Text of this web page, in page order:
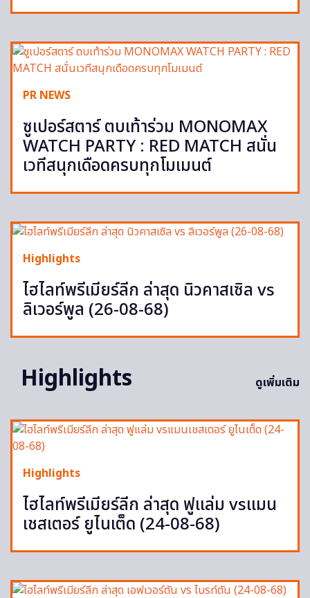
PR NEWS
ซูเปอร์สตาร์ ตบเท้าร่วม MONOMAX
WATCH PARTY : RED MATCH สนั่น
เวทีสนุกเดือดครบทุกโมเมนต์
Highlights
ไฮไลท์พรีเมียร์ลีก ล่าสุด นิวคาสเซิล vs
ลิเวอร์พูล (26-08-68)
Highlights ดูเพิ่มเติม
Highlights
ไฮไลท์พรีเมียร์ลีก ล่าสุด ฟูแล่ม vsแมน
เชสเตอร์ ยูไนเต็ด (24-08-68)